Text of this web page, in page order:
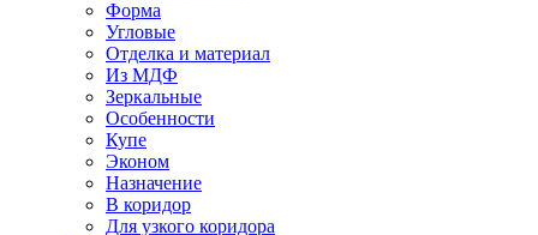
Форма
Угловые
Отделка и материал
Из МДФ
Зеркальные
Особенности
Купе
Эконом
Назначение
В коридор
Для узкого коридора